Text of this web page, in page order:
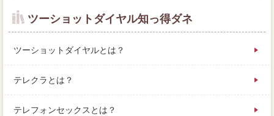
ツーショットダイヤル知っ得ダネ
ツーショットダイヤルとは？
テレクラとは？
テレフォンセックスとは？